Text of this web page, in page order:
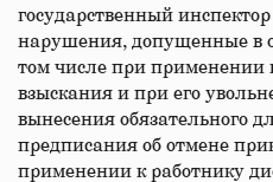
государственный
нарушения, допущенные в
том числе при применении
взыскания и при его
вынесения обязательного
предписания об отмене
применении к работнику